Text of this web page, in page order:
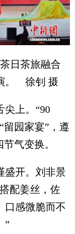
日茶旅融合
。 徐钊 摄
上。“90
留园家宴”，遵
气变换。
开。刘非景
配姜丝，佐
口感微脆而不
”